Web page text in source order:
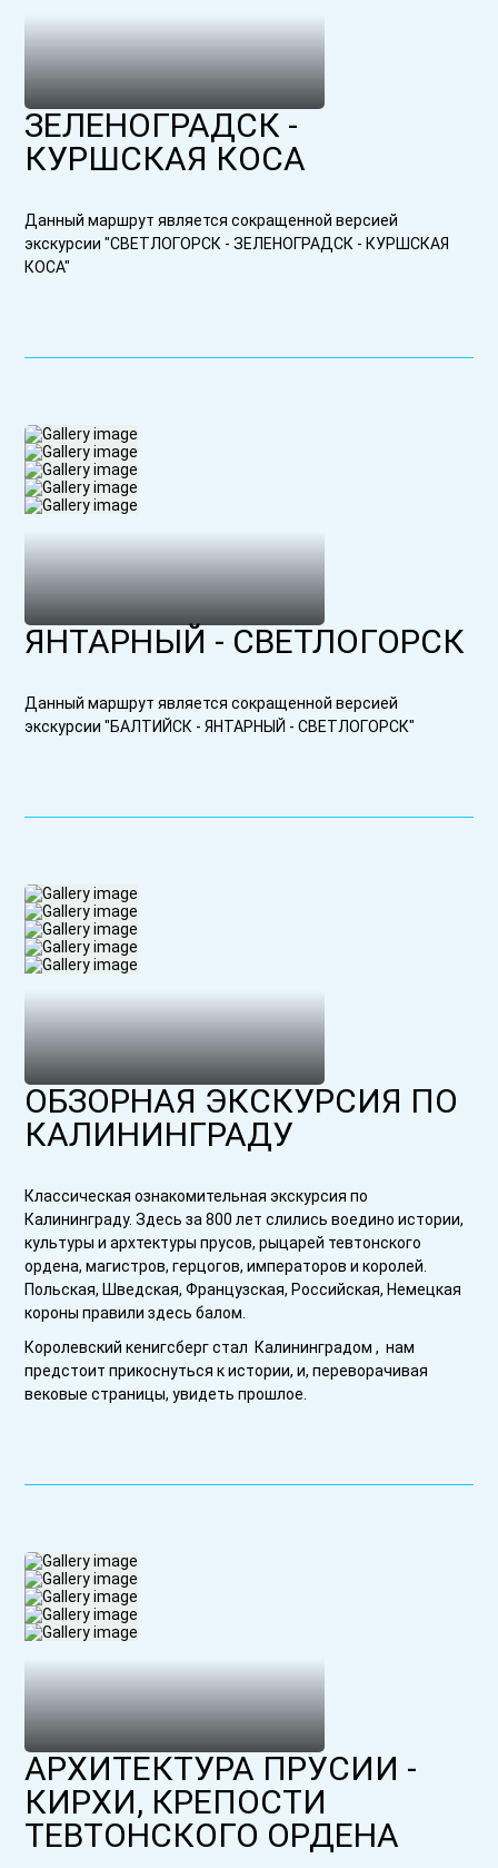
ЗЕЛЕНОГРАДСК -
КУРШСКАЯ КОСА
Данный маршрут является сокращенной версией
экскурсии "СВЕТЛОГОРСК - ЗЕЛЕНОГРАДСК - КУРШСКАЯ
КОСА"
ЯНТАРНЫЙ - СВЕТЛОГОРСК
Данный маршрут является сокращенной версией
экскурсии "БАЛТИЙСК - ЯНТАРНЫЙ - СВЕТЛОГОРСК"
ОБЗОРНАЯ ЭКСКУРСИЯ ПО
КАЛИНИНГРАДУ
Классическая ознакомительная экскурсия по
Калининграду. Здесь за 800 лет слились воедино истории,
культуры и архтектуры прусов, рыцарей тевтонского
ордена, магистров, герцогов, императоров и королей.
Польская, Шведская, Французская, Российская, Немецкая
короны правили здесь балом.
Королевский кенигсберг стал Калининградом , нам
предстоит прикоснуться к истории, и, переворачивая
вековые страницы, увидеть прошлое.
АРХИТЕКТУРА ПРУСИИ -
КИРХИ, КРЕПОСТИ
ТЕВТОНСКОГО ОРДЕНА